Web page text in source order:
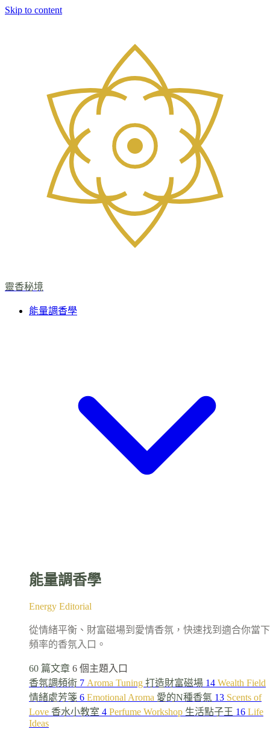
Skip to content
靈香秘境
能量調香學
能量調香學
Energy Editorial
從情緒平衡、財富磁場到愛情香氛，快速找到適合你當下
頻率的香氛入口。
60 篇文章 6 個主題入口
香氛調頻術 7 Aroma Tuning 打造財富磁場 14 Wealth Field
情緒處芳箋 6 Emotional Aroma 愛的N種香氣 13 Scents of
Love 香水小教室 4 Perfume Workshop 生活點子王 16 Life
Ideas